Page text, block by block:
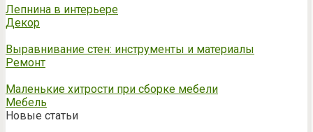
Лепнина в интерьере
Декор
Выравнивание стен: инструменты и материалы
Ремонт
Маленькие хитрости при сборке мебели
Мебель
Новые статьи